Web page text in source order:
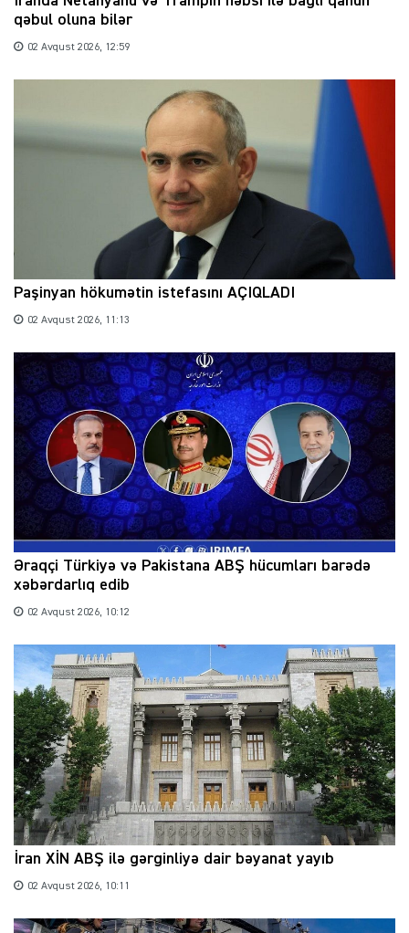
qəbul oluna bilər
02 Avqust 2026, 12:59
Paşinyan hökumətin istefasını AÇIQLADI
02 Avqust 2026, 11:13
Əraqçi Türkiyə və Pakistana ABŞ hücumları barədə
xəbərdarlıq edib
02 Avqust 2026, 10:12
İran XİN ABŞ ilə gərginliyə dair bəyanat yayıb
02 Avqust 2026, 10:11